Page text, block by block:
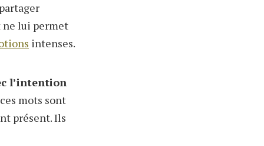
ne lui permet
intenses.
l’intention
mots sont
présent. Ils